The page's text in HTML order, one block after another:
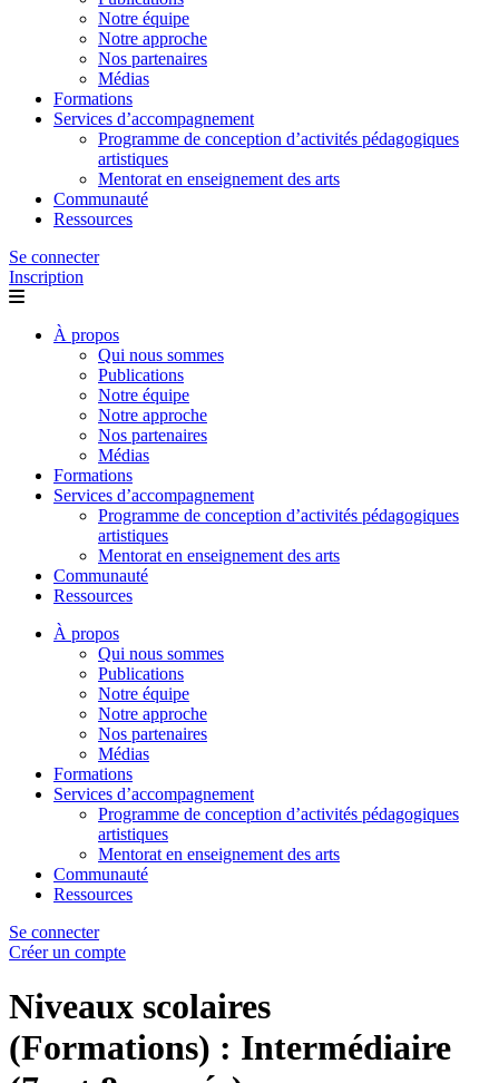
Notre équipe
Notre approche
Nos partenaires
Médias
Formations
Services d’accompagnement
Programme de conception d’activités pédagogiques
artistiques
Mentorat en enseignement des arts
Communauté
Ressources
Se connecter
Inscription
À propos
Qui nous sommes
Publications
Notre équipe
Notre approche
Nos partenaires
Médias
Formations
Services d’accompagnement
Programme de conception d’activités pédagogiques
artistiques
Mentorat en enseignement des arts
Communauté
Ressources
À propos
Qui nous sommes
Publications
Notre équipe
Notre approche
Nos partenaires
Médias
Formations
Services d’accompagnement
Programme de conception d’activités pédagogiques
artistiques
Mentorat en enseignement des arts
Communauté
Ressources
Se connecter
Créer un compte
Niveaux scolaires
(Formations) : Intermédiaire